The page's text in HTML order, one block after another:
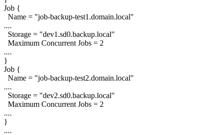
Job {
Name = "job-backup-test1.domain.local"
....
Storage = "dev1.sd0.backup.local"
Maximum Concurrent Jobs = 2
....
}
Job {
Name = "job-backup-test2.domain.local"
....
Storage = "dev2.sd0.backup.local"
Maximum Concurrent Jobs = 2
....
}
....